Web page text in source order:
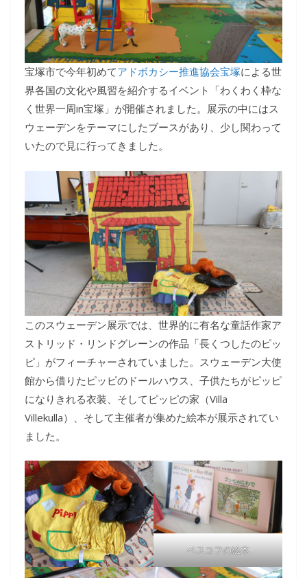
宝塚市で今年初めてアドボカシー推進協会宝塚による世
界各国の文化や風習を紹介するイベント「わくわく枠な
く世界一周in宝塚」が開催されました。展示の中にはス
ウェーデンをテーマにしたブースがあり、少し関わって
いたので見に行ってきました。
このスウェーデン展示では、世界的に有名な童話作家ア
ストリッド・リンドグレーンの作品「長くつしたのピッ
ピ」がフィーチャーされていました。スウェーデン大使
館から借りたピッピのドールハウス、子供たちがピッピ
になりきれる衣装、そしてピッピの家（Villa
Villekulla）、そして主催者が集めた絵本が展示されてい
ました。
ベスコフの絵本